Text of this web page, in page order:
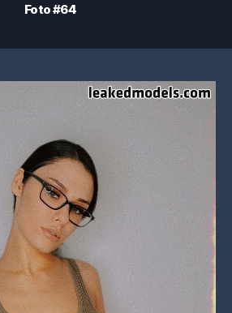
Foto #64